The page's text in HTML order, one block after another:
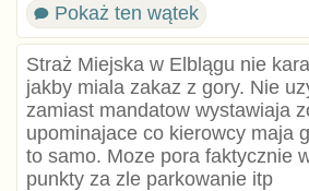
Pokaż ten wątek
Straż Miejska w Elblągu nie
jakby miala zakaz z gory. Nie
zamiast mandatow wystawiaja
upominajace co kierowcy maja
to samo. Moze pora faktycznie
punkty za zle parkowanie itp